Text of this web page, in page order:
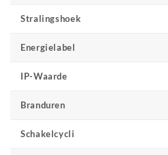
Stralingshoek
Energielabel
IP-Waarde
Branduren
Schakelcycli